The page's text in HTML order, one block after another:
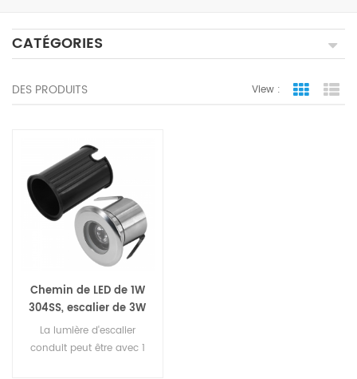
CATÉGORIES
DES PRODUITS View : Grid View
Chemin de LED de 1W
304SS, escalier de 3W
LED
La lumière d'escalier
conduit peut être avec 1